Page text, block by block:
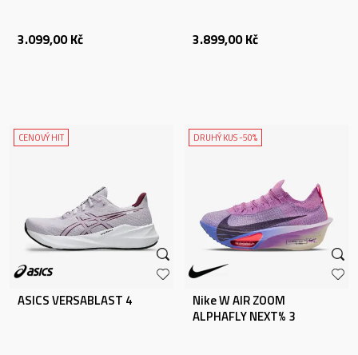
3.099,00 Kč 3.899,00 Kč
CENOVÝ HIT
ASICS VERSABLAST 4
DRUHÝ KUS -50%
Nike W AIR ZOOM
ALPHAFLY NEXT% 3